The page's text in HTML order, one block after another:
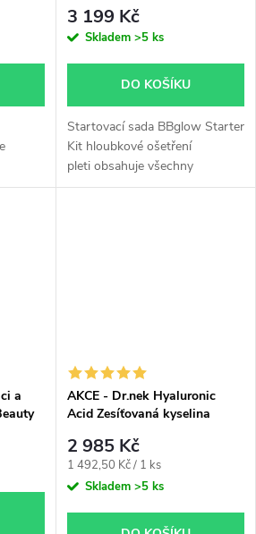
3 199 Kč
Skladem >5 ks
DO KOŠÍKU
Startovací sada BBglow Starter
Kit hloubkové ošetření
pleti obsahuje všechny
dostupné odstíny BBglow
a
AKCE - Dr.nek Hyaluronic
Acid Zesíťovaná kyselina
2 985 Kč
Měrná
cena:
1 492,50 Kč / 1 ks
Skladem >5 ks